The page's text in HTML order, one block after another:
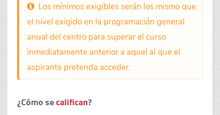
Los mínimos exigibles serán los mismo que
el nivel exigido en la programación general
anual del centro para superar el curso
inmediatamente anterior a aquel al que el
aspirante pretenda acceder.
¿Cómo secalifican?